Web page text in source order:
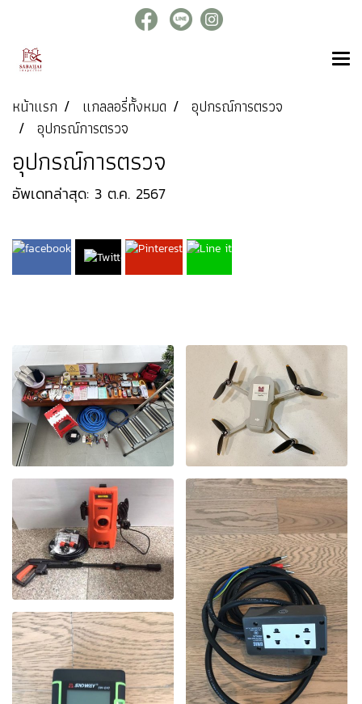
หน้าแรก แกลลอรี่ทั้งหมด
อุปกรณ์การตรวจ
อุปกรณ์การตรวจ
อุปกรณ์การตรวจ
อัพเดทล่าสุด: 3 ต.ค. 2567